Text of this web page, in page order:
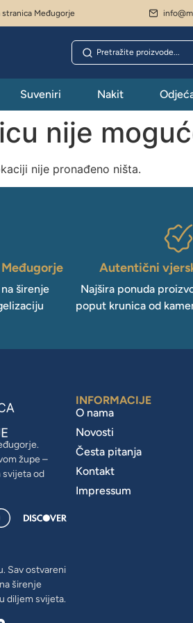
stranica Međugorje
Suveniri Nakit
nije
nije pronađeno ništa.
širenje
Autentični
Najšira ponuda
poput krunica od
župe –
svijeta od
Sav ostvareni
širenje
diljem svijeta.
INFORMACIJE
O nama
Novosti
Česta pitanja
Kontakt
Impressum